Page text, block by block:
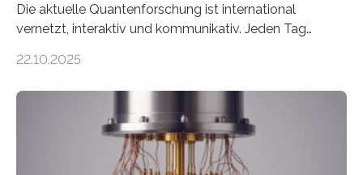
Die aktuelle Quantenforschung ist international
vernetzt, interaktiv und kommunikativ. Jeden Tag
oft von Autor*innen, die eng zusammenarbeiten. Neue
werden schnell weiterentwickelt. Dies ist der Alltag in
der Forschung der Quantentheorie, die dieses Jahr 100
Jahre alt geworden ist, weshalb die UNESCO 2025 zum
22.10.2025